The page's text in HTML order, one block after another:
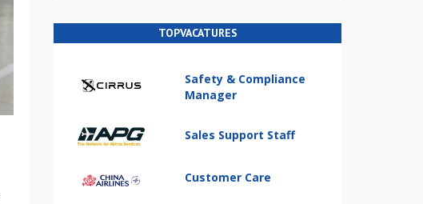
TOPVACATURES
Safety & Compliance
Manager
Sales Support Staff
Customer Care